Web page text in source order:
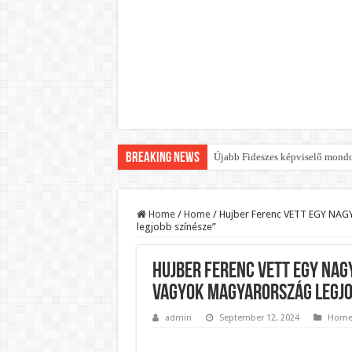
Breaking News Újabb Fideszes képviselő
Döntött a kormány az
Rendkívüli intézkedések
Jön a pénzeső a
Home / Home / Hujber Ferenc VETT EGY
legjobb színésze”
Hujber Ferenc VETT EGY
vagyok Magyarország
admin September 12, 2024 Home